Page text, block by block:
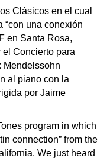
Clásicos en el cual
“con una conexión
en Santa Rosa,
Concierto para
Mendelssohn
al piano con la
por Jaime
program in which
connection” from the
We just heard